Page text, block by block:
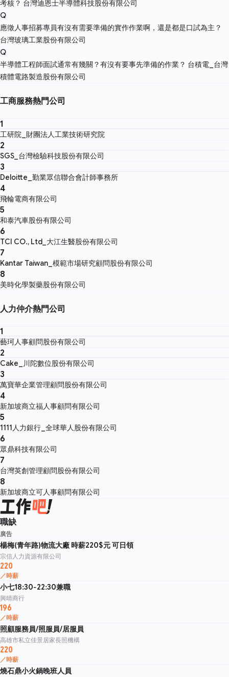
考核？ 台灣迪恩士半導體科技股份有限公司
Q
應徵人事招募專員有沒有需要準備的實作作業啊，還是都是口試為主？
台灣玻璃工業股份有限公司
Q
半導體工程師面試通常有幾關？有沒有要事先準備的作業？ 台積電_台灣
積體電路製造股份有限公司
工商服務熱門公司
1
工研院_財團法人工業技術研究院
2
SGS_台灣檢驗科技股份有限公司
3
Deloitte_勤業眾信聯合會計師事務所
4
飛輪電商有限公司
5
和泰汽車股份有限公司
6
TCI CO., Ltd_大江生醫股份有限公司
7
Kantar Taiwan_模範市場研究顧問股份有限公司
8
美時化學製藥股份有限公司
人力仲介熱門公司
1
藝珂人事顧問股份有限公司
2
Cake_川陀數位股份有限公司
3
萬寶華企業管理顧問股份有限公司
4
新加坡商立福人事顧問有限公司
5
1111人力銀行_全球華人股份有限公司
6
眾鼎科技有限公司
7
台灣英創管理顧問股份有限公司
8
新加坡商立可人事顧問有限公司
職缺
廣告
楊梅(青年路)物流大廠 時薪220$元 可日領
宗信人力資源有限公司
220
／時薪
小七18:30-22:30兼職
興晴商行
196
／時薪
照顧服務員/照服員/居服員
高雄市私立佳景居家長照機構
220
／時薪
燒石鼎小火鍋晚班人員